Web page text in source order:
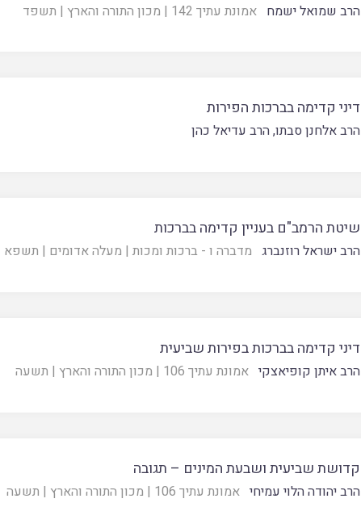
הרב שמואל ישמח אמונת עתיך 142 | מכון התורה והארץ | תשפד
דיני קדימה בברכות הפירות
הרב אלחנן סבתו,הרב עדיאל כהן
שיטת הרמב"ם בעניין קדימה בברכות
הרב ישראל רוזנברג מדברה ו - ברכות ומכות | מעלה אדומים | תשפא
דיני קדימה בברכות בפירות שביעית
הרב איתן קופיאצקי אמונת עתיך 106 | מכון התורה והארץ | תשעה
קדושת שביעית ושבעת המינים – תגובה
הרב יהודה הלוי עמיחי אמונת עתיך 106 | מכון התורה והארץ | תשעה